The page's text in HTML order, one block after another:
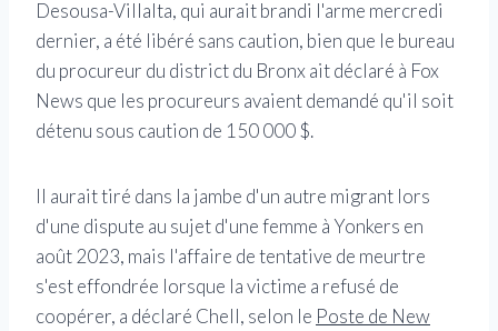
Desousa-Villalta, qui aurait brandi l'arme mercredi
dernier, a été libéré sans caution, bien que le bureau
du procureur du district du Bronx ait déclaré à Fox
News que les procureurs avaient demandé qu'il soit
détenu sous caution de 150 000 $.
Il aurait tiré dans la jambe d'un autre migrant lors
d'une dispute au sujet d'une femme à Yonkers en
août 2023, mais l'affaire de tentative de meurtre
s'est effondrée lorsque la victime a refusé de
coopérer, a déclaré Chell, selon le Poste de New